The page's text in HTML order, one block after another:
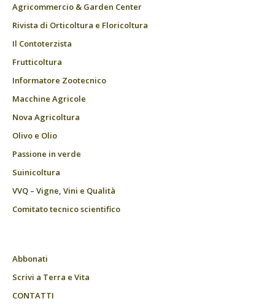
Agricommercio & Garden Center
Rivista di Orticoltura e Floricoltura
Il Contoterzista
Frutticoltura
Informatore Zootecnico
Macchine Agricole
Nova Agricoltura
Olivo e Olio
Passione in verde
Suinicoltura
VVQ – Vigne, Vini e Qualità
Comitato tecnico scientifico
Abbonati
Scrivi a Terra e Vita
CONTATTI